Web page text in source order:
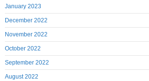
January 2023
December 2022
November 2022
October 2022
September 2022
August 2022